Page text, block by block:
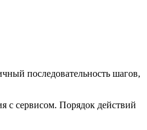
последовательность шагов,
с сервисом. Порядок действий